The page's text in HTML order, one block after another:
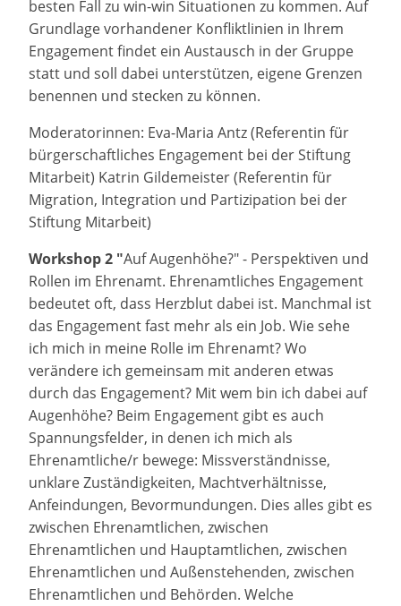
besten Fall zu win-win Situationen zu kommen. Auf
Grundlage vorhandener Konfliktlinien in Ihrem
Engagement findet ein Austausch in der Gruppe
statt und soll dabei unterstützen, eigene Grenzen
benennen und stecken zu können.
Moderatorinnen: Eva-Maria Antz (Referentin für
bürgerschaftliches Engagement bei der Stiftung
Mitarbeit) Katrin Gildemeister (Referentin für
Migration, Integration und Partizipation bei der
Stiftung Mitarbeit)
Workshop 2 "Auf Augenhöhe?" - Perspektiven und
Rollen im Ehrenamt. Ehrenamtliches Engagement
bedeutet oft, dass Herzblut dabei ist. Manchmal ist
das Engagement fast mehr als ein Job. Wie sehe
ich mich in meine Rolle im Ehrenamt? Wo
verändere ich gemeinsam mit anderen etwas
durch das Engagement? Mit wem bin ich dabei auf
Augenhöhe? Beim Engagement gibt es auch
Spannungsfelder, in denen ich mich als
Ehrenamtliche/r bewege: Missverständnisse,
unklare Zuständigkeiten, Machtverhältnisse,
Anfeindungen, Bevormundungen. Dies alles gibt es
zwischen Ehrenamtlichen, zwischen
Ehrenamtlichen und Hauptamtlichen, zwischen
Ehrenamtlichen und Außenstehenden, zwischen
Ehrenamtlichen und Behörden. Welche